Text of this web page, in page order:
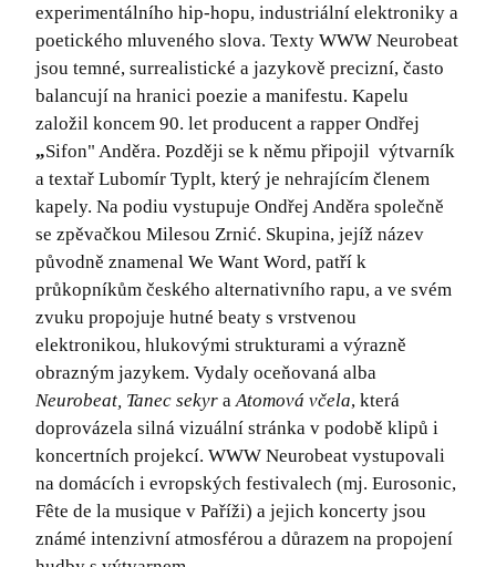
experimentálního hip-hopu, industriální elektroniky a
poetického mluveného slova. Texty WWW Neurobeat
jsou temné, surrealistické a jazykově precizní, často
balancují na hranici poezie a manifestu. Kapelu
založil koncem 90. let producent a rapper Ondřej
„Sifon" Anděra. Později se k němu připojil výtvarník
a textař Lubomír Typlt, který je nehrajícím členem
kapely. Na podiu vystupuje Ondřej Anděra společně
se zpěvačkou Milesou Zrnić. Skupina, jejíž název
původně znamenal We Want Word, patří k
průkopníkům českého alternativního rapu, a ve svém
zvuku propojuje hutné beaty s vrstvenou
elektronikou, hlukovými strukturami a výrazně
obrazným jazykem. Vydaly oceňovaná alba
Neurobeat, Tanec sekyr a Atomová včela, která
doprovázela silná vizuální stránka v podobě klipů i
koncertních projekcí. WWW Neurobeat vystupovali
na domácích i evropských festivalech (mj. Eurosonic,
Fête de la musique v Paříži) a jejich koncerty jsou
známé intenzivní atmosférou a důrazem na propojení